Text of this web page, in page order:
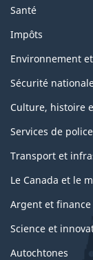
Santé
Impôts
Environnement
Sécurité
Culture, histoire
Services de
Transport et
Le Canada et le
Argent et finance
Science et
Autochtones